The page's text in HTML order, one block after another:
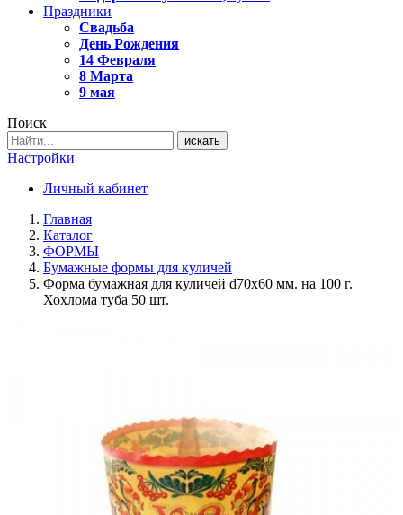
Праздники
Свадьба
День Рождения
14 Февраля
8 Марта
9 мая
Поиск
искать
Настройки
Личный кабинет
Главная
Каталог
ФОРМЫ
Бумажные формы для куличей
Форма бумажная для куличей d70х60 мм. на 100 г.
Хохлома туба 50 шт.